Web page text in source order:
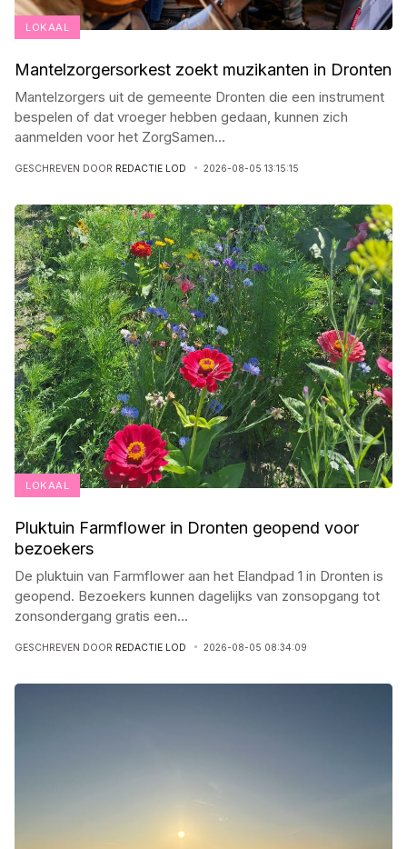
LOKAAL
Mantelzorgersorkest zoekt muzikanten in Dronten
Mantelzorgers uit de gemeente Dronten die een instrument
bespelen of dat vroeger hebben gedaan, kunnen zich
aanmelden voor het ZorgSamen...
GESCHREVEN DOOR REDACTIE LOD 2026-08-05 13:15:15
LOKAAL
Pluktuin Farmflower in Dronten geopend voor
bezoekers
De pluktuin van Farmflower aan het Elandpad 1 in Dronten is
geopend. Bezoekers kunnen dagelijks van zonsopgang tot
zonsondergang gratis een...
GESCHREVEN DOOR REDACTIE LOD 2026-08-05 08:34:09